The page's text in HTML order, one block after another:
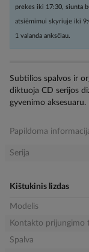
prekes iki 17:30, siunta
atsiėmimui skyriuje iki
1 valanda anksčiau.
Subtilios spalvos ir
diktuoja CD serijos
gyvenimo aksesuaru.
Papildoma
Serija
Kištukinis lizdas
Modelis
Kontakto prijungimo
Spalva